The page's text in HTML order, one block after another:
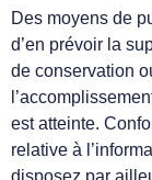
Des moyens de
d’en prévoir la
de conservation
est atteinte.
relative à
disposez par